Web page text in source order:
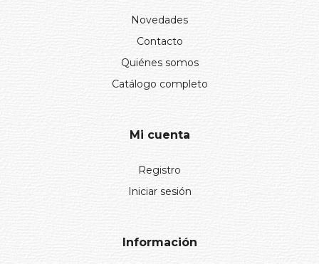
Novedades
Contacto
Quiénes somos
Catálogo completo
Mi cuenta
Registro
Iniciar sesión
Información